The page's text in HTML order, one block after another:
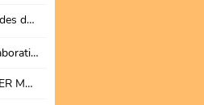
SONDAGE annuel : modes de déplacement des élèves
REUSSIR A l'ECOLE : collaboration ecole/parents indispensable
LE CONTRAT DE QUARTIER MAGRITTE activités et projets